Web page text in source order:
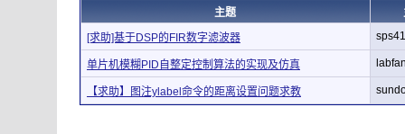
主题
[求助]基于DSP的FIR数字滤波器
单片机模糊PID自整定控制算法的实现及仿真
【求助】图注ylabel命令的距离设置问题求教